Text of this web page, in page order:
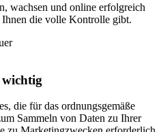
wachsen und online erfolgreich
die volle Kontrolle gibt.
die für das ordnungsgemäße
Sammeln von Daten zu Ihrer